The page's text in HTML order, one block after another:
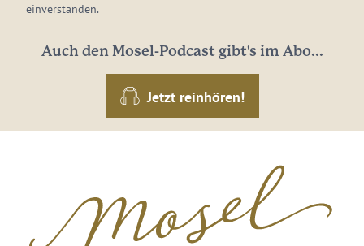
einverstanden.
Auch den Mosel-Podcast gibt's im Abo...
Jetzt reinhören!